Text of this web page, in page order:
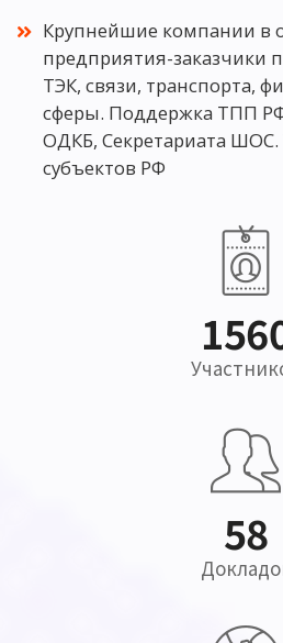
Крупнейшие компании в
предприятия-заказчики
ТЭК, связи, транспорта,
сферы. Поддержка ТПП
ОДКБ, Секретариата ШОС.
субъектов РФ
104